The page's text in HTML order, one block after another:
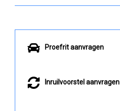
Proefrit aanvragen
Inruilvoorstel aanvragen